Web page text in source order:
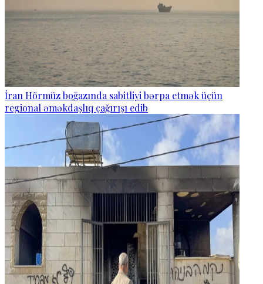
İran Hörmüz boğazında sabitliyi bərpa etmək üçün
regional əməkdaşlıq çağırışı edib